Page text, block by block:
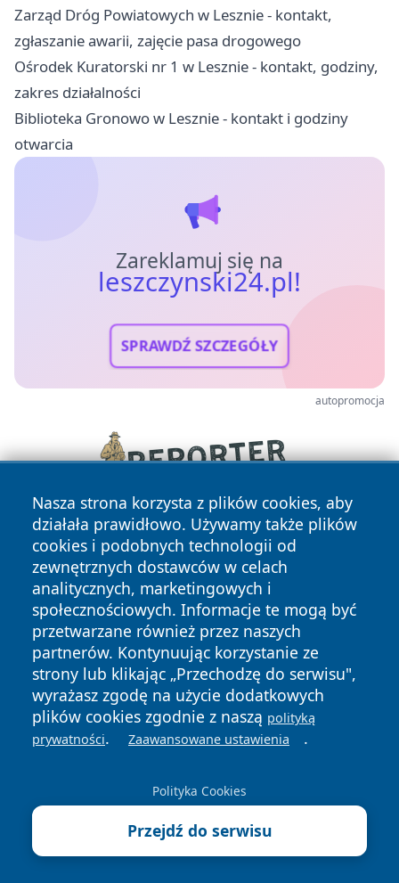
Zarząd Dróg Powiatowych w Lesznie - kontakt,
zgłaszanie awarii, zajęcie pasa drogowego
Ośrodek Kuratorski nr 1 w Lesznie - kontakt, godziny,
zakres działalności
Biblioteka Gronowo w Lesznie - kontakt i godziny
otwarcia
Zareklamuj się na
leszczynski24.pl!
SPRAWDŹ SZCZEGÓŁY
autopromocja
Nasza strona korzysta z plików cookies, aby
działała prawidłowo. Używamy także plików
cookies i podobnych technologii od
zewnętrznych dostawców w celach
analitycznych, marketingowych i
społecznościowych. Informacje te mogą być
przetwarzane również przez naszych
partnerów. Kontynuując korzystanie ze
strony lub klikając „Przechodzę do serwisu",
wyrażasz zgodę na użycie dodatkowych
plików cookies zgodnie z naszą polityką
prywatności. Zaawansowane ustawienia .
Polityka Cookies
Przejdź do serwisu
Copyright © 2026 leszczynski24.pl Wszystkie prawa
zastrzeżone.
News Autorzy
Polityka
Prywatności
Polityka
Cookies